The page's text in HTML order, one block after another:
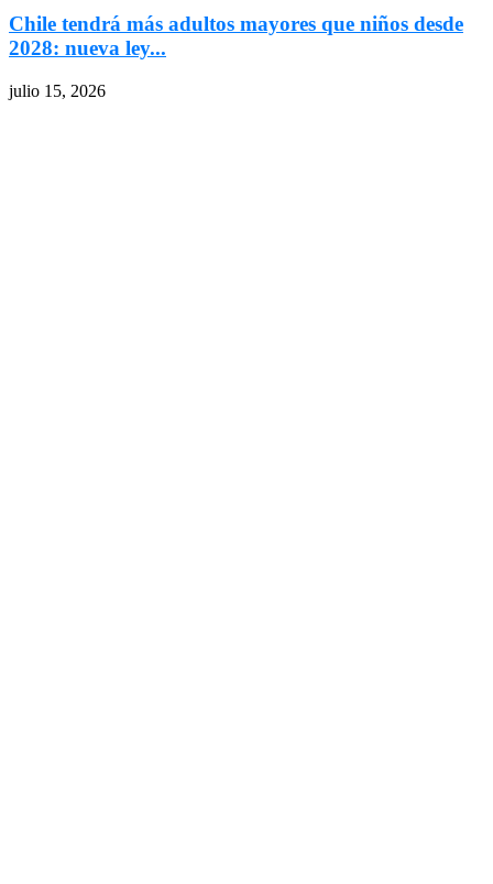
Chile tendrá más adultos mayores que niños desde
2028: nueva ley...
julio 15, 2026